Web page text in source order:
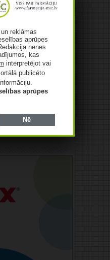
reklāmas
aprūpes
nenes
kas
interpretējot vai
publicēto
aprūpes
Nē